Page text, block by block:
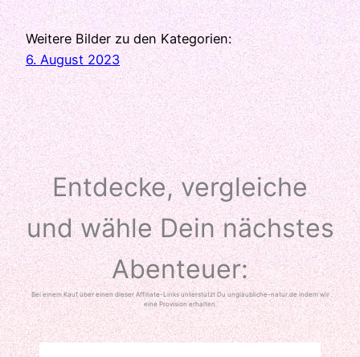
Weitere Bilder zu den Kategorien:
6. August 2023
Entdecke, vergleiche
und wähle Dein nächstes
Abenteuer:
Bei einem Kauf über einen dieser Affiliate-Links unterstützt Du unglaubliche-natur.de indem wir
eine Provision erhalten.